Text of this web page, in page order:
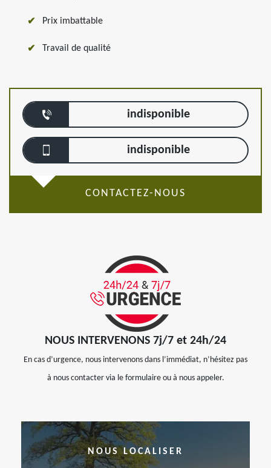
Prix imbattable
Travail de qualité
indisponible
indisponible
CONTACTEZ-NOUS
NOUS INTERVENONS 7j/7 et 24h/24
En cas d’urgence, nous intervenons dans l’immédiat, n’hésitez pas
à nous contacter via le formulaire ou à nous appeler.
NOUS LOCALISER